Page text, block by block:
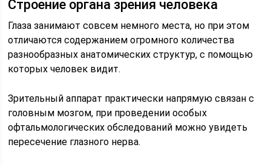
Строение органа зрения человека
Глаза занимают совсем немного места, но при этом
отличаются содержанием огромного количества
разнообразных анатомических структур, с помощью
которых человек видит.
Зрительный аппарат практически напрямую связан с
головным мозгом, при проведении особых
офтальмологических обследований можно увидеть
пересечение глазного нерва.